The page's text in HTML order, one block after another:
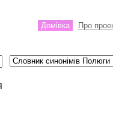
Домівка Про